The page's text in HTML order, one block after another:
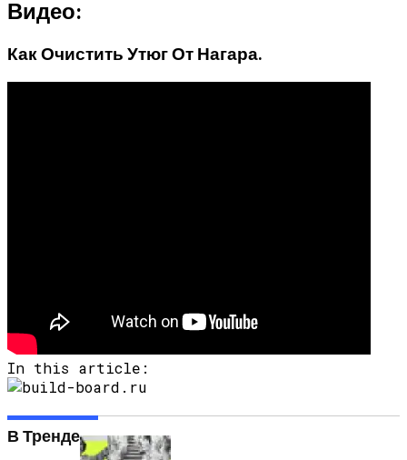
Видео:
Как Очистить Утюг От Нагара.
In this article:
В Тренде